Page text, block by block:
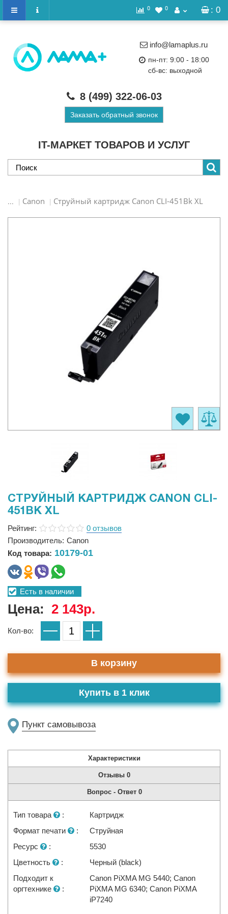
: 0
0 0
IT-МАРКЕТ ТОВАРОВ И УСЛУГ
info@lamaplus.ru
пн-пт: 9:00 - 18:00
сб-вс: выходной
8 (499) 322-06-03
Заказать обратный звонок
... Canon Струйный картридж Canon CLI-451Bk XL
СТРУЙНЫЙ КАРТРИДЖ CANON CLI-
451BK XL
Рейтинг:
0 отзывов
Производитель: Canon
Код товара: 10179-01
Есть в наличии
Цена: 2 143р.
Кол-во:
В корзину
Пункт самовывоза
Купить в 1 клик
Характеристики
Отзывы 0
Вопрос - Ответ 0
Тип товара :
Картридж
Формат печати
:
Струйная
Ресурс
:
5530
Цветность
:
Черный (black)
Подходит к
оргтехнике
:
Canon PiXMA MG 5440; Canon
PiXMA MG 6340; Canon PiXMA
iP7240